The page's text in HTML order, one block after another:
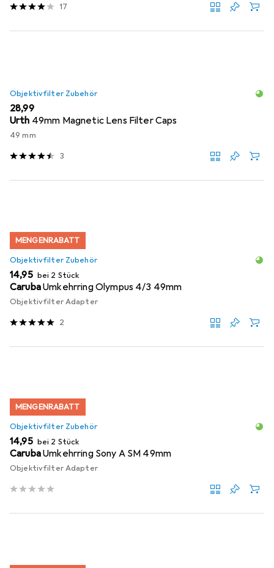
17
Objektivfilter Zubehör
EUR
28,99
Urth 49mm Magnetic Lens Filter Caps
49 mm
3
MENGENRABATT
Objektivfilter Zubehör
EUR
14,95 bei 2 Stück
CarubaUmkehrring Olympus 4/3 49mm
Objektivfilter Adapter
2
MENGENRABATT
Objektivfilter Zubehör
EUR
14,95 bei 2 Stück
CarubaUmkehrring Sony A SM 49mm
Objektivfilter Adapter